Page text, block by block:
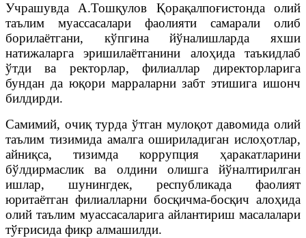
Учрашувда А.Тошқулов Қорақалпоғистонда олий
таълим муассасалари фаолияти самарали олиб
борилаётгани, кўпгина йўналишларда яхши
натижаларга эришилаётганини алоҳида таъкидлаб
ўтди ва ректорлар, филиаллар директорларига
бундан да юқори марраларни забт этишига ишонч
билдирди.
Самимий, очиқ турда ўтган мулоқот давомида олий
таълим тизимида амалга ошириладиган ислоҳотлар,
айниқса, тизимда коррупция ҳаракатларини
бўлдирмаслик ва олдини олишга йўналтирилган
ишлар, шунингдек, республикада фаолият
юритаётган филиалларни босқичма-босқич алоҳида
олий таълим муассасаларига айлантириш масалалари
тўғрисида фикр алмашилди.